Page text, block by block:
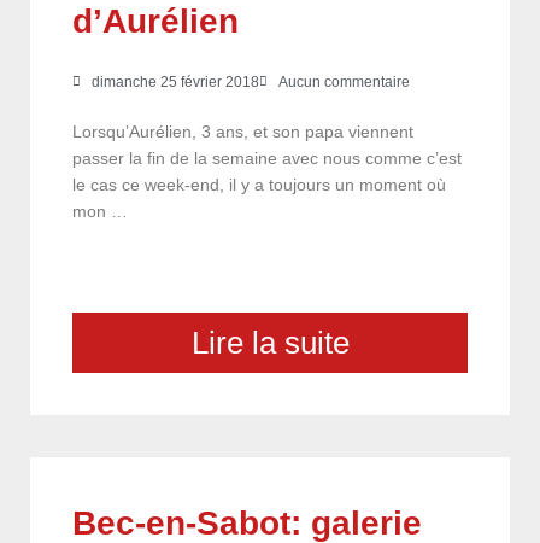
d’Aurélien
dimanche 25 février 2018 Aucun commentaire
Lorsqu’Aurélien, 3 ans, et son papa viennent
passer la fin de la semaine avec nous comme c’est
le cas ce week-end, il y a toujours un moment où
mon …
Lire la suite
Bec-en-Sabot: galerie